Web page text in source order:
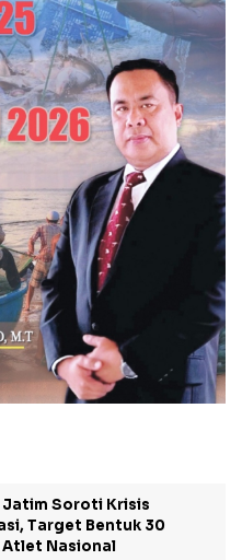
Jatim Soroti Krisis
Target Bentuk 30
Atlet Nasional